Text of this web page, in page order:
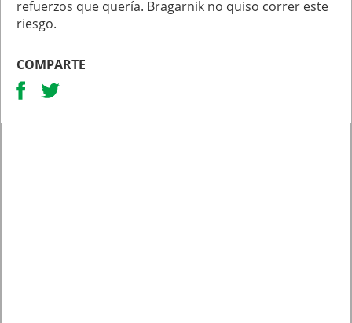
refuerzos que quería. Bragarnik no quiso correr este
riesgo.
COMPARTE